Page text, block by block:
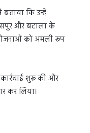
कि उन्हें
और बटाला के
को अमली रूप
शुरू की और
कर लिया।